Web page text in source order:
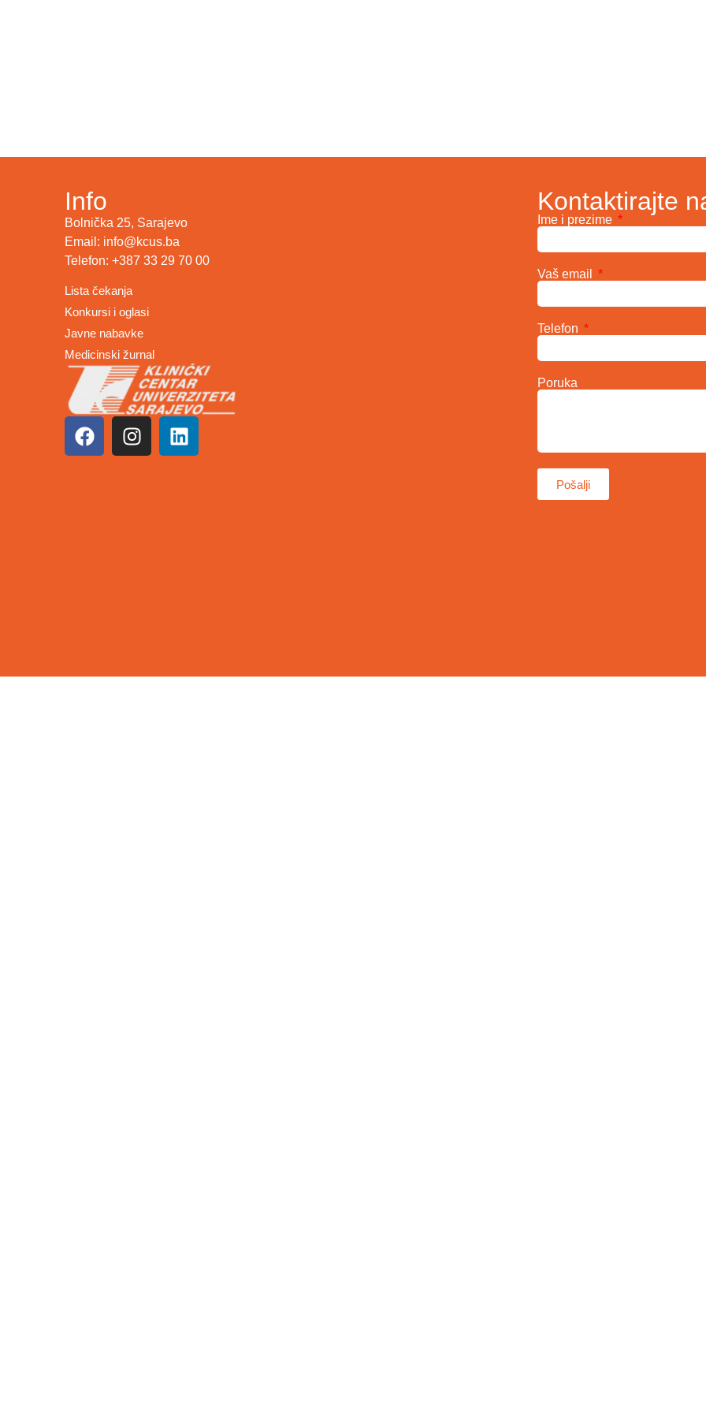
Info
Bolnička 25, Sarajevo
Email: info@kcus.ba
Telefon: +387 33 29 70 00
Lista čekanja
Konkursi i oglasi
Javne nabavke
Medicinski žurnal
Kontaktirajte
Ime i prezime
Vaš email
Telefon
Poruka
Pošalji